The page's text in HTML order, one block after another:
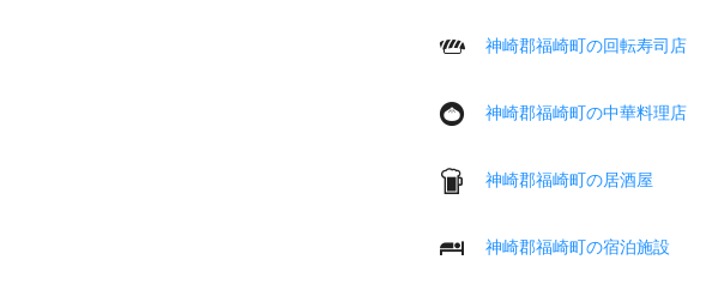
神崎郡福崎町の回転寿司店
神崎郡福崎町の中華料理店
神崎郡福崎町の居酒屋
神崎郡福崎町の宿泊施設